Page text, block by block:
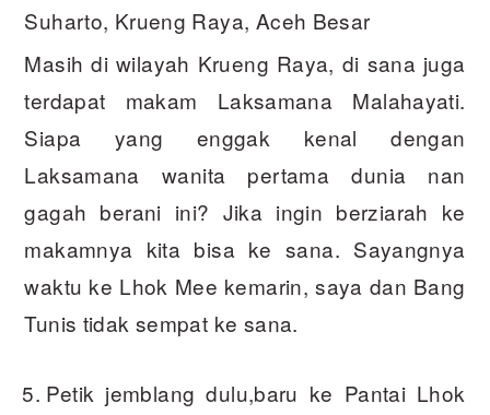
Suharto, Krueng Raya, Aceh Besar
Masih di wilayah Krueng Raya, di sana juga
terdapat makam Laksamana Malahayati.
Siapa yang enggak kenal dengan
Laksamana wanita pertama dunia nan
gagah berani ini? Jika ingin berziarah ke
makamnya kita bisa ke sana. Sayangnya
waktu ke Lhok Mee kemarin, saya dan Bang
Tunis tidak sempat ke sana.
Petik jemblang dulu,baru ke Pantai Lhok